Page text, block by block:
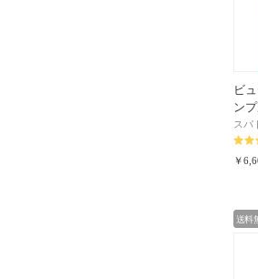
ビ
ン
スパ
￥
送料